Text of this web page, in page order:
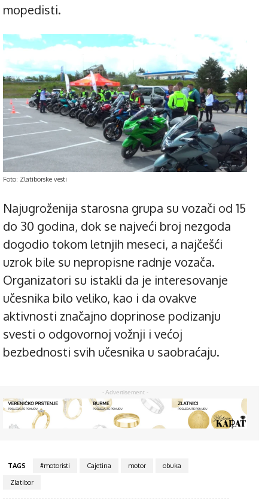
mopedisti.
Foto: Zlatiborske vesti
Najugroženija starosna grupa su vozači od 15
do 30 godina, dok se najveći broj nezgoda
dogodio tokom letnjih meseci, a najčešći
uzrok bile su nepropisne radnje vozača.
Organizatori su istakli da je interesovanje
učesnika bilo veliko, kao i da ovakve
aktivnosti značajno doprinose podizanju
svesti o odgovornoj vožnji i većoj
bezbednosti svih učesnika u saobraćaju.
- Advertisement -
TAGS #motoristi Cajetina motor
obuka
Zlatibor